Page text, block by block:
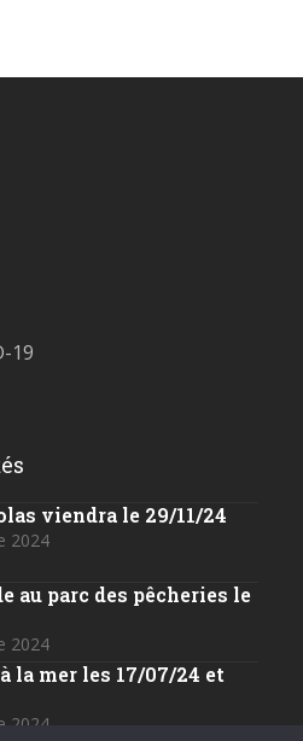
19
viendra le 29/11/24
2024
au parc des pêcheries le
2024
la mer les 17/07/24 et
2024